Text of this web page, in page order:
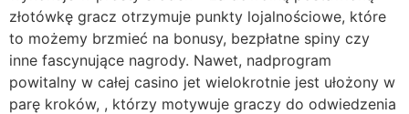
złotówkę gracz otrzymuje punkty lojalnościowe, które
to możemy brzmieć na bonusy, bezpłatne spiny czy
inne fascynujące nagrody. Nawet, nadprogram
powitalny w całej casino jet wielokrotnie jest ułożony w
parę kroków, , którzy motywuje graczy do odwiedzenia